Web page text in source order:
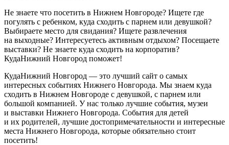
Не знаете что посетить в Нижнем Новгороде? Ищете где
погулять с ребенком, куда сходить с парнем или девушкой?
Выбираете место для свидания? Ищете развлечения
на выходные? Интересуетесь активным отдыхом? Посещаете
выставки? Не знаете куда сходить на корпоратив?
КудаНижний Новгород поможет!
КудаНижний Новгород — это лучший сайт о самых
интересных событиях Нижнего Новгорода. Мы знаем куда
сходить в Нижнем Новгороде с девушкой, с парнем или
большой компанией. У нас только лучшие события, музеи
и выставки Нижнего Новгорода. События для детей
и их родителей, лучшие достопримечательности и интересные
места Нижнего Новгорода, которые обязательно стоит
посетить!